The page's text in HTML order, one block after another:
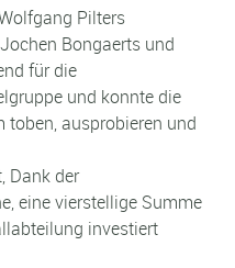
Pilters
Bongaerts und
für die
und konnte die
ausprobieren und
Dank der
eine vierstellige Summe
investiert